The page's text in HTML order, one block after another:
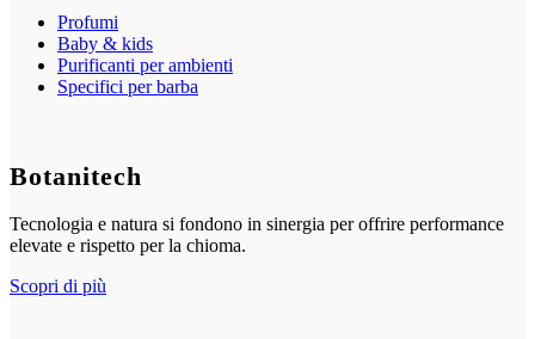
Profumi
Baby & kids
Purificanti per ambienti
Specifici per barba
Botanitech
Tecnologia e natura si fondono in sinergia per offrire performance
elevate e rispetto per la chioma.
Scopri di più